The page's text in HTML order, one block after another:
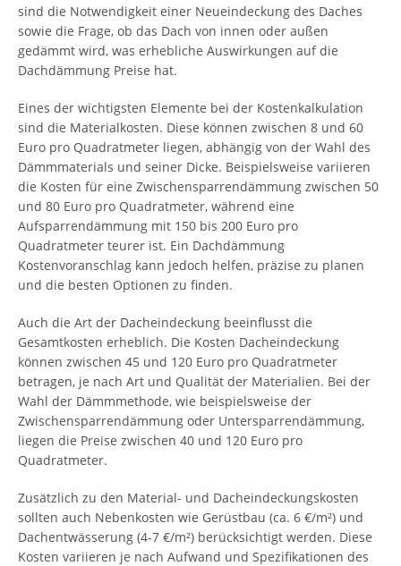
sind die Notwendigkeit einer Neueindeckung des Daches
sowie die Frage, ob das Dach von innen oder außen
gedämmt wird, was erhebliche Auswirkungen auf die
Dachdämmung Preise hat.
Eines der wichtigsten Elemente bei der Kostenkalkulation
sind die Materialkosten. Diese können zwischen 8 und 60
Euro pro Quadratmeter liegen, abhängig von der Wahl des
Dämmmaterials und seiner Dicke. Beispielsweise variieren
die Kosten für eine Zwischensparrendämmung zwischen 50
und 80 Euro pro Quadratmeter, während eine
Aufsparrendämmung mit 150 bis 200 Euro pro
Quadratmeter teurer ist. Ein Dachdämmung
Kostenvoranschlag kann jedoch helfen, präzise zu planen
und die besten Optionen zu finden.
Auch die Art der Dacheindeckung beeinflusst die
Gesamtkosten erheblich. Die Kosten Dacheindeckung
können zwischen 45 und 120 Euro pro Quadratmeter
betragen, je nach Art und Qualität der Materialien. Bei der
Wahl der Dämmmethode, wie beispielsweise der
Zwischensparrendämmung oder Untersparrendämmung,
liegen die Preise zwischen 40 und 120 Euro pro
Quadratmeter.
Zusätzlich zu den Material- und Dacheindeckungskosten
sollten auch Nebenkosten wie Gerüstbau (ca. 6 €/m²) und
Dachentwässerung (4-7 €/m²) berücksichtigt werden. Diese
Kosten variieren je nach Aufwand und Spezifikationen des